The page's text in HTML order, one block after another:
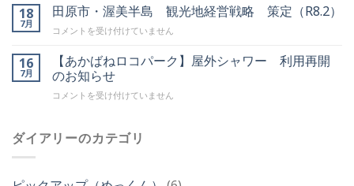
営
時
更
の
ら
せ
岬
ぐ
田
店】
提
ニ
く
ん
は
す】
急
充
利
開
18
7月
田原市・渥美半島 観光地経営戦略 策定（R8.2）
田
市・
渥
美
半
光
コメントを受け付けていません
16
7月
【あかばねロコパーク】屋外シャワー 利用再開
のお知らせ
【あ
ね
ロ
コメントを受け付けていません
ダイアリーのカテゴリ